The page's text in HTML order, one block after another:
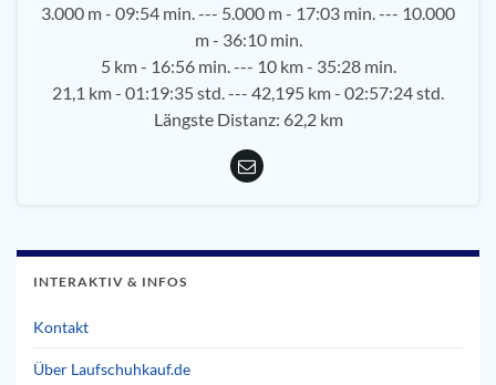
3.000 m - 09:54 min. --- 5.000 m - 17:03 min. --- 10.000
m - 36:10 min.
5 km - 16:56 min. --- 10 km - 35:28 min.
21,1 km - 01:19:35 std. --- 42,195 km - 02:57:24 std.
Längste Distanz: 62,2 km
INTERAKTIV & INFOS
Kontakt
Über Laufschuhkauf.de